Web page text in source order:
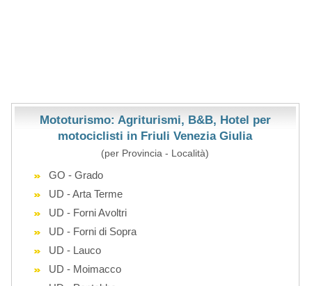
Mototurismo: Agriturismi, B&B, Hotel per
motociclisti in Friuli Venezia Giulia
(per Provincia - Località)
GO - Grado
UD - Arta Terme
UD - Forni Avoltri
UD - Forni di Sopra
UD - Lauco
UD - Moimacco